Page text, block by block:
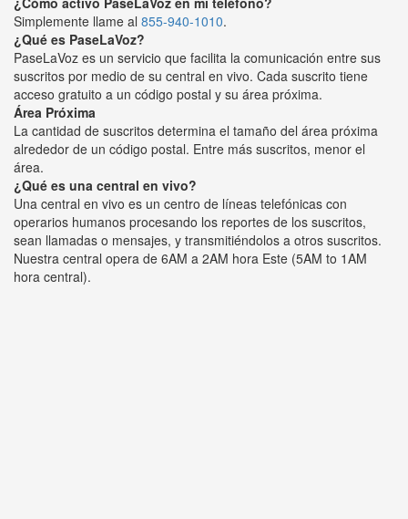
Simplemente llame al 855-940-1010.
¿Qué es PaseLaVoz?
PaseLaVoz es un servicio que facilita la comunicación entre sus
suscritos por medio de su central en vivo. Cada suscrito tiene
acceso gratuito a un código postal y su área próxima.
Área Próxima
La cantidad de suscritos determina el tamaño del área próxima
alrededor de un código postal. Entre más suscritos, menor el
área.
¿Qué es una central en vivo?
Una central en vivo es un centro de líneas telefónicas con
operarios humanos procesando los reportes de los suscritos,
sean llamadas o mensajes, y transmitiéndolos a otros suscritos.
Nuestra central opera de 6AM a 2AM hora Este (5AM to 1AM
hora central).